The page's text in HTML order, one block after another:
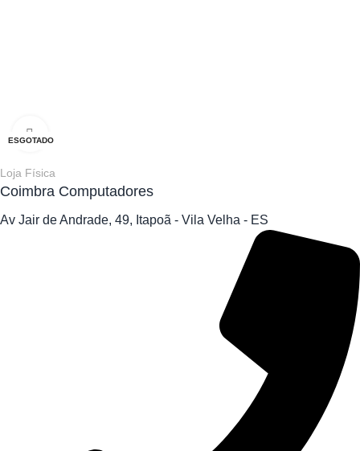
ESGOTADO
Loja Física
Coimbra Computadores
Av Jair de Andrade, 49, Itapoã - Vila Velha - ES